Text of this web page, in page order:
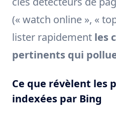
(« watch online », «
lister rapidement les
pertinents qui
Ce que révèlent les
indexées par Bing